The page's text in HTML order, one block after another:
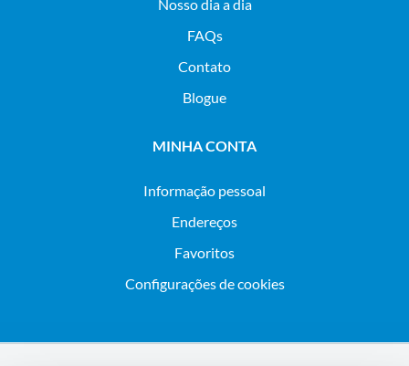
Nosso dia a dia
FAQs
Contato
Blogue
MINHA CONTA
Informação pessoal
Endereços
Favoritos
Configurações de cookies